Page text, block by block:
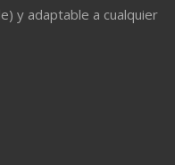
y adaptable a cualquier